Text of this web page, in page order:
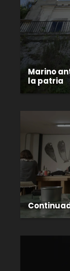
Marino
la patria